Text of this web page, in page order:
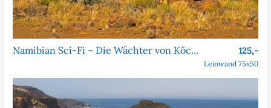
Namibian Sci-Fi – Die Wächter von Köcher Prime 125,-
Leinwand 75x50